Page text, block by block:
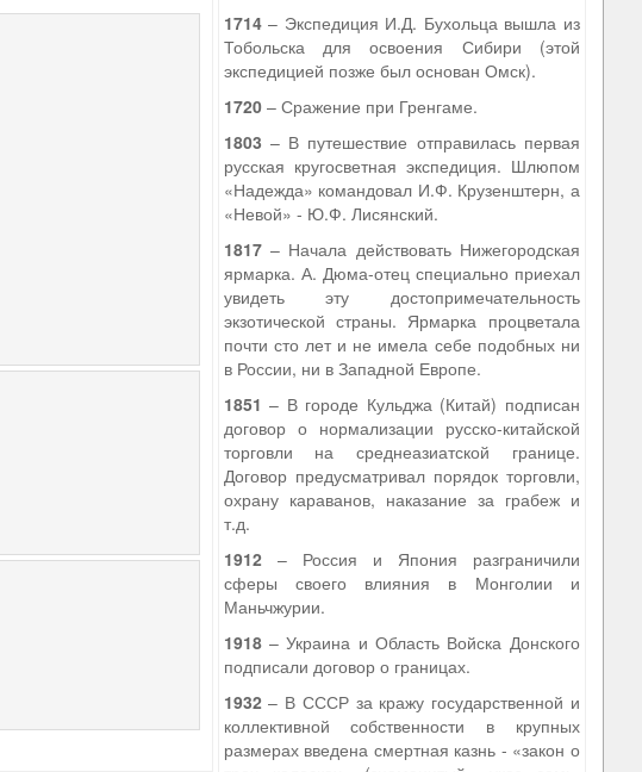
1714– Экспедиция И.Д. Бухольца вышла из
Тобольска для освоения Сибири (этой
экспедицией позже был основан Омск).
1720– Сражение при Гренгаме.
1803 – В путешествие отправилась первая
русская кругосветная экспедиция. Шлюпом
«Надежда» командовал И.Ф. Крузенштерн, а
«Невой» - Ю.Ф. Лисянский.
1817– Начала действовать Нижегородская
ярмарка. А. Дюма-отец специально приехал
увидеть эту достопримечательность
экзотической страны. Ярмарка процветала
почти сто лет и не имела себе подобных ни
в России, ни в Западной Европе.
1851 – В городе Кульджа (Китай) подписан
договор о нормализации русско-китайской
торговли на среднеазиатской границе.
Договор предусматривал порядок торговли,
охрану караванов, наказание за грабеж и
т.д.
1912– Россия и Япония разграничили
сферы своего влияния в Монголии и
Маньчжурии.
1918– Украина и Область Войска Донского
подписали договор о границах.
1932– В СССР за кражу государственной и
коллективной собственности в крупных
размерах введена смертная казнь - «закон о